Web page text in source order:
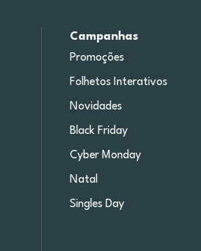
Campanhas
Promoções
Folhetos Interativos
Novidades
Black Friday
Cyber Monday
Natal
Singles Day